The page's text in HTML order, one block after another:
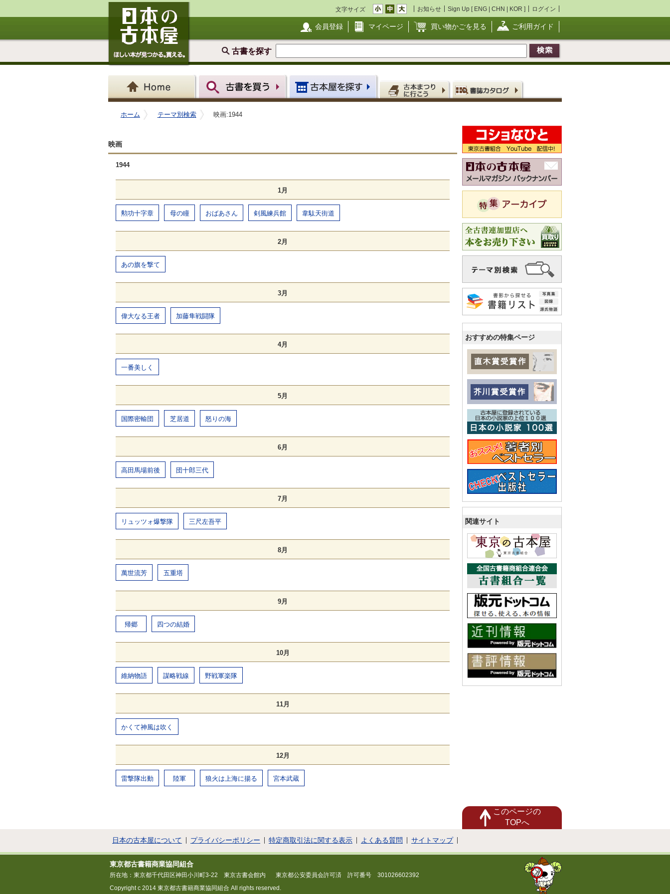
文字サイズ お知らせ Sign Up [ ENG | CHN | KOR ] ログイン
会員登録 マイページ 買い物かごを見る ご利用ガイド
古書を探す
ホーム テーマ別検索 映画:1944
映画
1944
1月
勲功十字章 母の瞳 おばあさん 剣風練兵館 韋駄天街道
2月
あの旗を撃て
3月
偉大なる王者 加藤隼戦闘隊
4月
一番美しく
5月
国際密輸団 芝居道 怒りの海
6月
高田馬場前後 団十郎三代
7月
リュッツォ爆撃隊 三尺左吾平
8月
萬世流芳 五重塔
9月
帰郷 四つの結婚
10月
維納物語 謀略戦線 野戦軍楽隊
11月
かくて神風は吹く
12月
雷撃隊出動 陸軍 狼火は上海に揚る 宮本武蔵
おすすめの特集ページ
関連サイト
このページの
TOPへ
日本の古本屋について プライバシーポリシー 特定商取引法に関する表示 よくある質問 サイトマップ
東京都古書籍商業協同組合
所在地：東京都千代田区神田小川町3-22 東京古書会館内
東京都公安委員会許可済 許可番号 301026602392
Copyright c 2014 東京都古書籍商業協同組合 All rights reserved.